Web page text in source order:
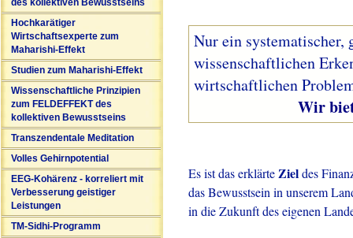
des kollektiven Bewusstseins
Hochkarätiger
Wirtschaftsexperte zum
Maharishi-Effekt
Studien zum Maharishi-Effekt
Wissenschaftliche Prinzipien
zum FELDEFFEKT des
kollektiven Bewusstseins
Transzendentale Meditation
Volles Gehirnpotential
EEG-Kohärenz - korreliert mit
Verbesserung geistiger
Leistungen
TM-Sidhi-Programm
Nur ein systematischer,
wissenschaftlichen
wirtschaftlichen
Wir bieten
Es ist das erklärteZieldes
das Bewusstsein in unserem
in die Zukunft des eigenen